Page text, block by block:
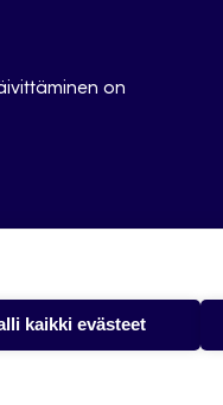
on
kaikki evästeet